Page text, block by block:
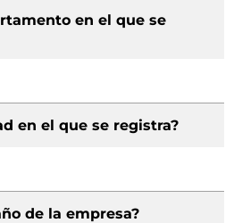
en el que se
en el que se registra?
de la empresa?